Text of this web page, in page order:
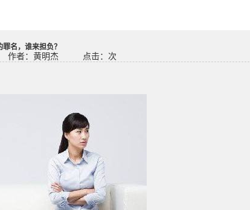
名，谁来担负？
作者：黄明杰 点击： 次